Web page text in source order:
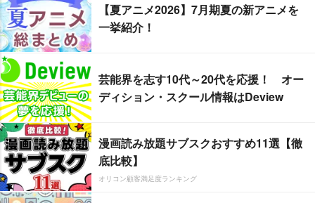
【夏アニメ2026】7月期夏の新アニメを
一挙紹介！
芸能界を志す10代～20代を応援！ オー
ディション・スクール情報はDeview
漫画読み放題サブスクおすすめ11選【徹
底比較】
オリコン顧客満足度ランキング